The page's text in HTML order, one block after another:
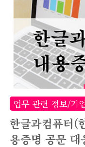
의 소프트웨어 라
번쯤 읽어두는게
프트웨어 사용
속의 근거는 무엇
성 정보수집의 특
량이 다를수있습
여 사용하고 계시
여 저작권사가 요
어의 내역을 제..
업무 관련 정보/기
한글과컴퓨터(
용증명 공문 대